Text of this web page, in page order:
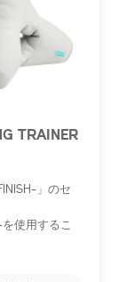
TRAINER
」のセ
使用するこ